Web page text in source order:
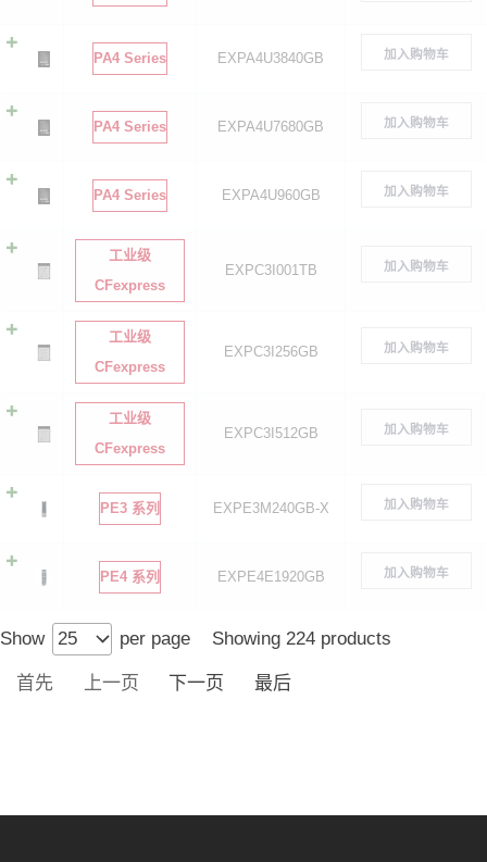
PA4 Series EXPA4U3840GB 加入购物车
PA4 Series EXPA4U7680GB 加入购物车
PA4 Series EXPA4U960GB 加入购物车
工业级
CFexpress
EXPC3I001TB 加入购物车
工业级
CFexpress
EXPC3I256GB 加入购物车
工业级
CFexpress
EXPC3I512GB 加入购物车
PE3 系列 EXPE3M240GB-X 加入购物车
PE4 系列 EXPE4E1920GB 加入购物车
Show per page Showing 224 products
首先 上一页 下一页 最后